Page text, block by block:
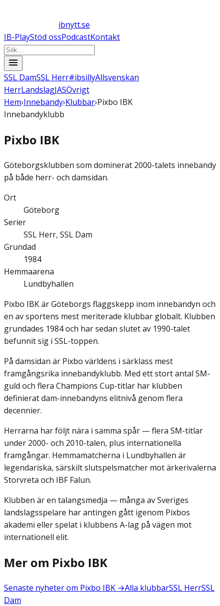
ibnytt.se
IB-PlayStöd ossPodcastKontakt
SSL DamSSL Herr#ibsillyAllsvenskan
HerrLandslagJASÖvrigt
Hem›Innebandy›Klubbar›Pixbo IBK
Innebandyklubb
Pixbo IBK
Göteborgsklubben som dominerat 2000-talets innebandy
på både herr- och damsidan.
Ort
Göteborg
Serier
SSL Herr, SSL Dam
Grundad
1984
Hemmaarena
Lundbyhallen
Pixbo IBK är Göteborgs flaggskepp inom innebandyn och
en av sportens mest meriterade klubbar globalt. Klubben
grundades 1984 och har sedan slutet av 1990-talet
befunnit sig i SSL-toppen.
På damsidan är Pixbo världens i särklass mest
framgångsrika innebandyklubb. Med ett stort antal SM-
guld och flera Champions Cup-titlar har klubben
definierat dam-innebandyns elitnivå genom flera
decennier.
Herrarna har följt nära i samma spår — flera SM-titlar
under 2000- och 2010-talen, plus internationella
framgångar. Hemmamatcherna i Lundbyhallen är
legendariska, särskilt slutspelsmatcher mot ärkerivalerna
Storvreta och IBF Falun.
Klubben är en talangsmedja — många av Sveriges
landslagsspelare har antingen gått igenom Pixbos
akademi eller spelat i klubbens A-lag på vägen mot
internationell elit.
Mer om Pixbo IBK
Senaste nyheter om Pixbo IBK →Alla klubbarSSL HerrSSL
Dam